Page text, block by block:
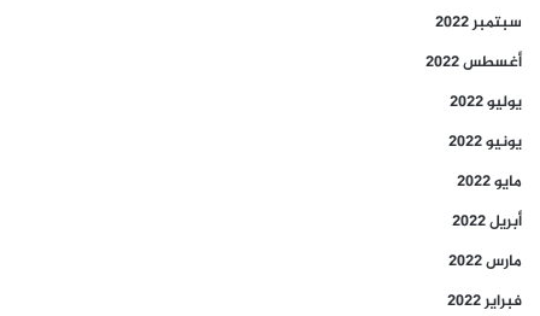
سبتمبر 2022
أغسطس 2022
يوليو 2022
يونيو 2022
مايو 2022
أبريل 2022
مارس 2022
فبراير 2022